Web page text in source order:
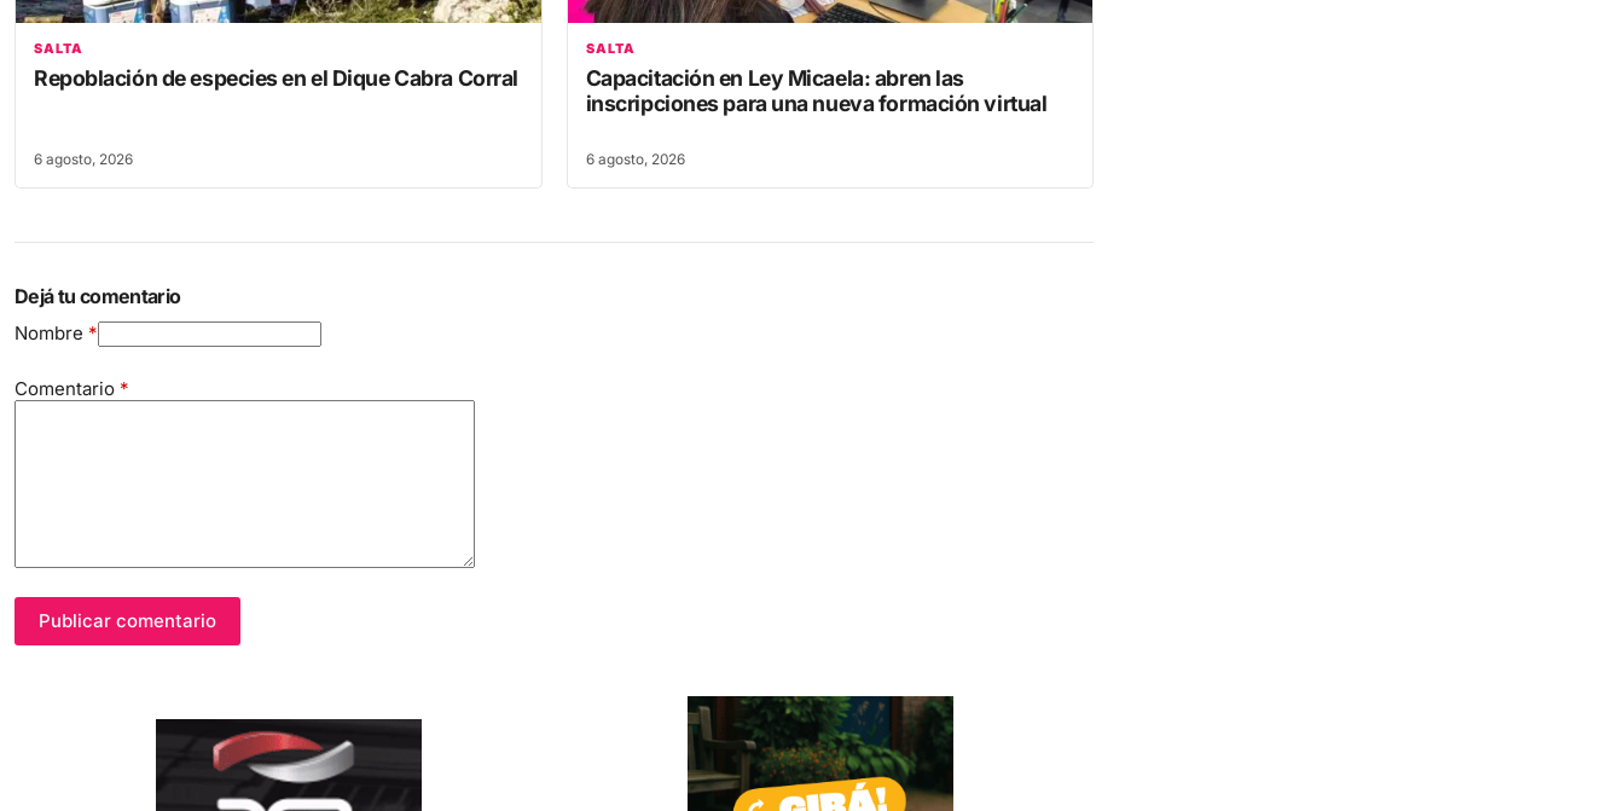
SALTA
Repoblación de especies en el Dique Cabra Corral
6 agosto, 2026
SALTA
Capacitación en Ley Micaela: abren las
inscripciones para una nueva formación virtual
6 agosto, 2026
Dejá tu comentario
Nombre *
Comentario *
Publicar comentario